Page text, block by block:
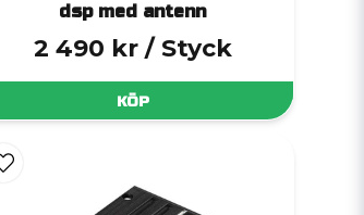
dsp med antenn
2 490 kr / Styck
KÖP